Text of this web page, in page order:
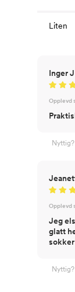
Liten
Inger J
Opplevd
Nyttig?
Opplevd
Jeg
glatt
Nyttig?